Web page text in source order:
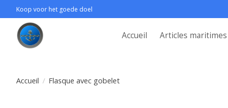
Koop voor het goede doel
Accueil Articles maritimes
Accueil / Flasque avec gobelet